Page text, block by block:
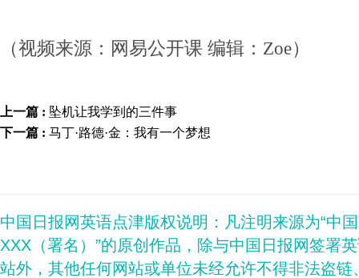
（视频来源：网易公开课 编辑：Zoe）
上一篇 : 坠机让我学到的三件事
下一篇 : 马丁·路德·金：我有一个梦想
中国日报网英语点津版权说明：凡注明来源为“中
XXX（署名）”的原创作品，除与中国日报网签署
站外，其他任何网站或单位未经允许不得非法盗